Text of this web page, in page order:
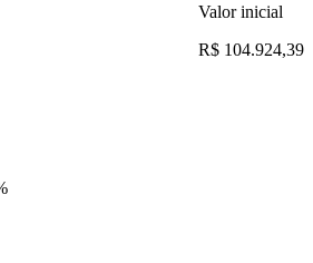
Valor inicial
R$ 104.924,39